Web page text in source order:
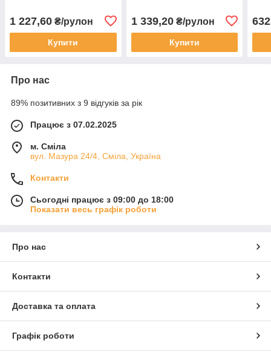
1 227,60 ₴/рулон
Купити
1 339,20₴/рулон
Купити
Про нас
89% позитивних з 9 відгуків за рік
Працює з 07.02.2025
м. Сміла
вул. Мазура 24/4, Сміла, Україна
Контакти
Сьогодні працює з 09:00 до 18:00
Показати весь графік роботи
Про нас
Контакти
Доставка та оплата
Графік роботи